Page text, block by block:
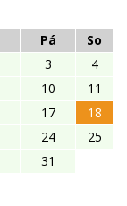
Pá
So
3
4
10
11
17
18
24
25
31